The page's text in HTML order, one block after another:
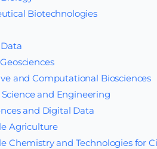
Biotechnologies
and Computational Biosciences
and Engineering
and Digital Data
Agriculture
Chemistry and Technologies for